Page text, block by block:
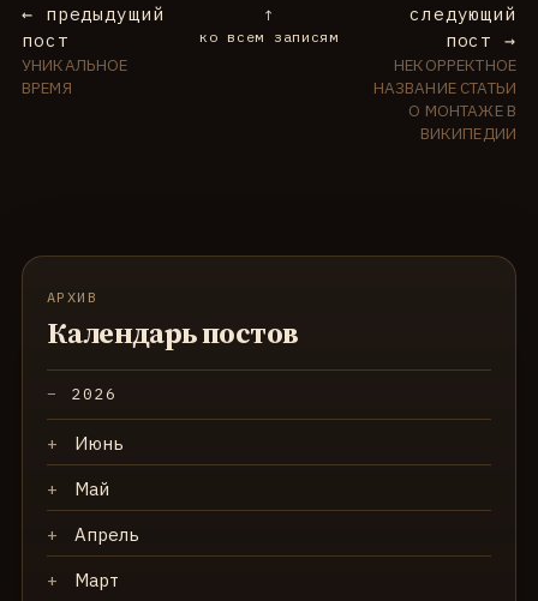
← предыдущий
пост
УНИКАЛЬНОЕ
ВРЕМЯ
↑
ко всем записям
следующий
пост →
НЕКОРРЕКТНОЕ
НАЗВАНИЕ СТАТЬИ
О МОНТАЖЕ В
ВИКИПЕДИИ
АРХИВ
Календарь постов
2026
Июнь
Май
Апрель
Март